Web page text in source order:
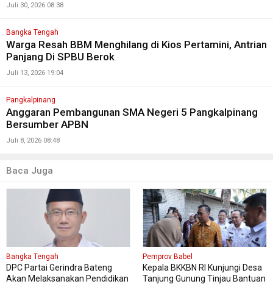
Juli 30, 2026 08:38
Bangka Tengah
Warga Resah BBM Menghilang di Kios Pertamini, Antrian
Panjang Di SPBU Berok
Juli 13, 2026 19:04
Pangkalpinang
Anggaran Pembangunan SMA Negeri 5 Pangkalpinang
Bersumber APBN
Juli 8, 2026 08:48
Baca Juga
Bangka Tengah
DPC Partai Gerindra Bateng
Akan Melaksanakan Pendidikan
Pemprov Babel
Kepala BKKBN RI Kunjungi Desa
Tanjung Gunung Tinjau Bantuan